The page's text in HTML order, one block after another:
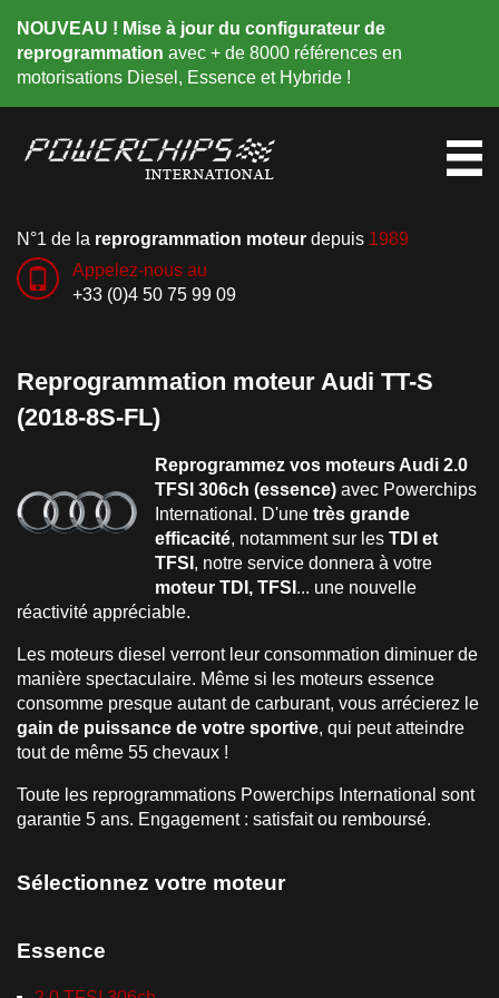
NOUVEAU ! Mise à jour du configurateur de
reprogrammation avec + de 8000 références en
motorisations Diesel, Essence et Hybride !
N°1 de la reprogrammation moteur depuis 1989
Appelez-nous au
+33 (0)4 50 75 99 09
Reprogrammation moteur Audi TT-S
(2018-8S-FL)
Reprogrammez vos moteurs Audi 2.0
TFSI 306ch (essence) avec Powerchips
International. D'une très grande
efficacité, notamment sur les TDI et
TFSI , notre service donnera à votre
moteur TDI, TFSI ... une nouvelle
réactivité appréciable.
Les moteurs diesel verront leur consommation diminuer de
manière spectaculaire. Même si les moteurs essence
consomme presque autant de carburant, vous arrécierez le
gain de puissance de votre sportive, qui peut atteindre
tout de même 55 chevaux !
Toute les reprogrammations Powerchips International sont
garantie 5 ans. Engagement : satisfait ou remboursé.
Sélectionnez votre moteur
Essence